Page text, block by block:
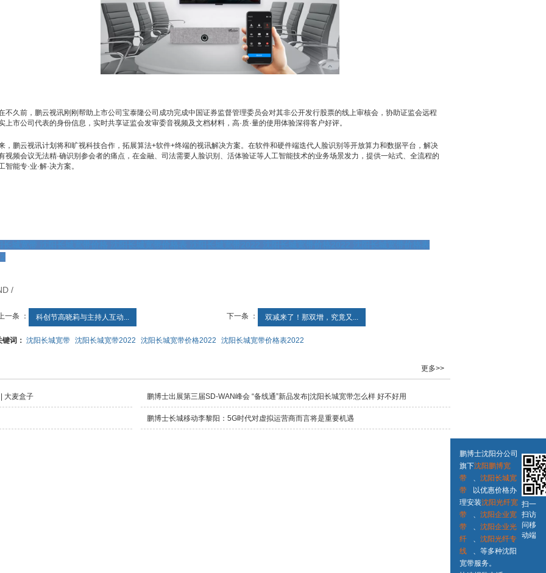
不久前，鹏云视讯刚刚帮助上市公司宝泰隆公司成功完成中国证券监督管理委员会对其非公开发行股票的线上审核会，协助证监会远程
上市公司代表的身份信息，实时共享证监会发审委音视频及文档材料，高·质·量的使用体验深得客户好评。
，鹏云视讯计划将和旷视科技合作，拓展算法+软件+终端的视讯解决方案。在软件和硬件端迭代人脸识别等开放算力和数据平台，解决
视频会议无法精·确识别参会者的痛点，在金融、司法需要人脸识别、活体验证等人工智能技术的业务场景发力，提供一站式、全流程的
智能专·业·解·决方案。
/
一条 ： 科创节高晓莉与主持人互动... 下一条 ： 双减来了！那双增，究竟又...
键词： 沈阳长城宽带 沈阳长城宽带2022 沈阳长城宽带价格2022 沈阳长城宽带价格表2022
更多>>
大麦盒子 鹏博士出展第三届SD-WAN峰会 “备线通”新品发布|沈阳长城宽带怎么样 好不好用
鹏博士长城移动李黎阳：5G时代对虚拟运营商而言将是重要机遇
鹏博士沈阳分公司
旗下沈阳鹏博宽
带
、 沈阳长城宽
带
以优惠价格办
理安装沈阳光纤宽
带
、 沈阳企业宽
带
、 沈阳企业光
纤
、 沈阳光纤专
线
、等多种沈阳
宽带服务。
扫一
扫访
问移
动端